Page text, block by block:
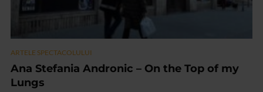
ARTELE SPECTACOLULUI
Ana Stefania Andronic – On the Top of my
Lungs